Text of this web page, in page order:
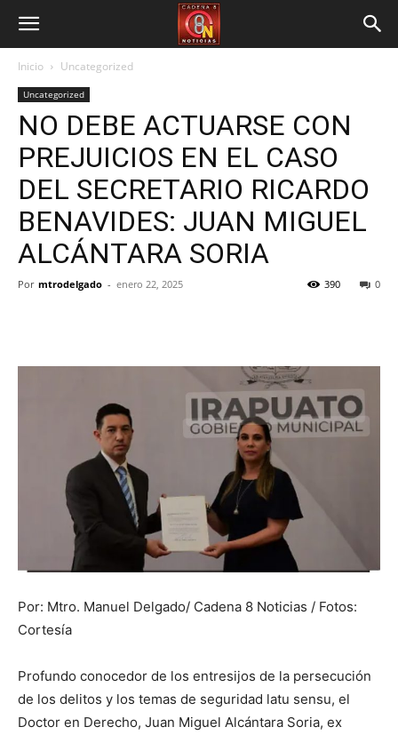
Inicio Uncategorized
Uncategorized
NO DEBE ACTUARSE CON
PREJUICIOS EN EL CASO
DEL SECRETARIO RICARDO
BENAVIDES: JUAN MIGUEL
ALCÁNTARA SORIA
Por mtrodelgado - enero 22, 2025 0
390
Por: Mtro. Manuel Delgado/ Cadena 8 Noticias / Fotos:
Cortesía
Profundo conocedor de los entresijos de la persecución
de los delitos y los temas de seguridad latu sensu, el
Doctor en Derecho, Juan Miguel Alcántara Soria, ex